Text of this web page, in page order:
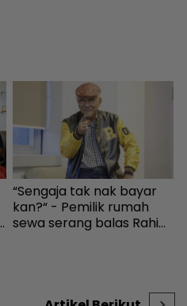
“Sengaja tak nak bayar
kan?“ - Pemilik rumah
sewa serang balas Rahim